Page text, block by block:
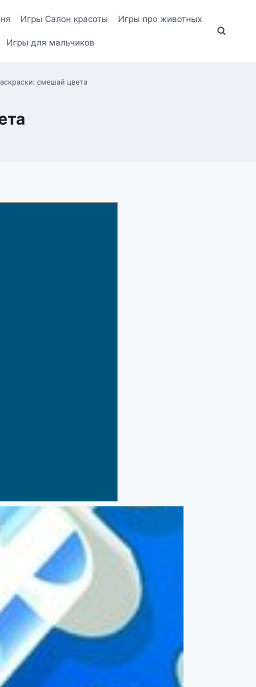
Игры Салон красоты Игры про животных
Игры для мальчиков
смешай цвета